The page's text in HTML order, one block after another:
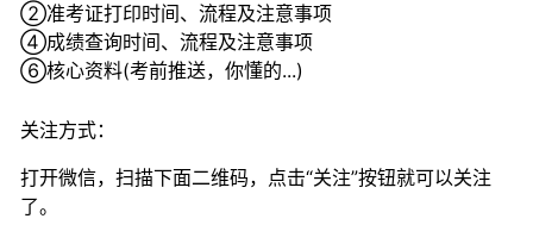
②准考证打印时间、流程及注意事项
④成绩查询时间、流程及注意事项
⑥核心资料(考前推送，你懂的...)
关注方式：
打开微信，扫描下面二维码，点击“关注”按钮就可以关注
了。